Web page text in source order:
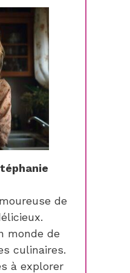
de
monde de
culinaires.
à explorer